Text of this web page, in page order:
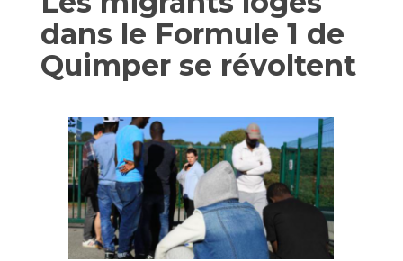
dans le Formule 1 de
Quimper se révoltent